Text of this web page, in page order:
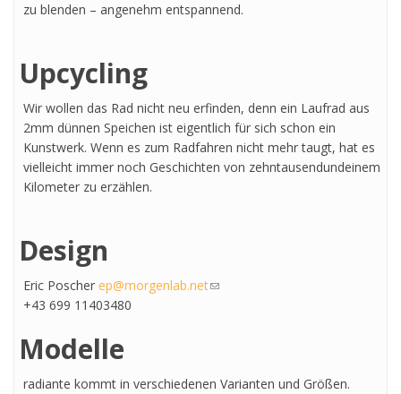
zu blenden – angenehm entspannend.
Upcycling
Wir wollen das Rad nicht neu erfinden, denn ein Laufrad aus
2mm dünnen Speichen ist eigentlich für sich schon ein
Kunstwerk. Wenn es zum Radfahren nicht mehr taugt, hat es
vielleicht immer noch Geschichten von zehntausend­und­einem
Kilometer zu erzählen.
Design
Eric Poscher ep@morgenlab.net(link sends e-mail)
+43 699 11403480
Modelle
radiante kommt in verschiedenen Varianten und Größen.